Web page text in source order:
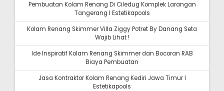
Pembuatan Kolam Renang Di Ciledug Komplek Larangan
Tangerang I Estetikapools
Kolam Renang Skimmer Villa Ziggy Potret By Danang Seta
Wajib Lihat !
Ide Inspiratif Kolam Renang Skimmer dan Bocoran RAB
Biaya Pembuatan
Jasa Kontraktor Kolam Renang Kediri Jawa Timur I
Estetikapools